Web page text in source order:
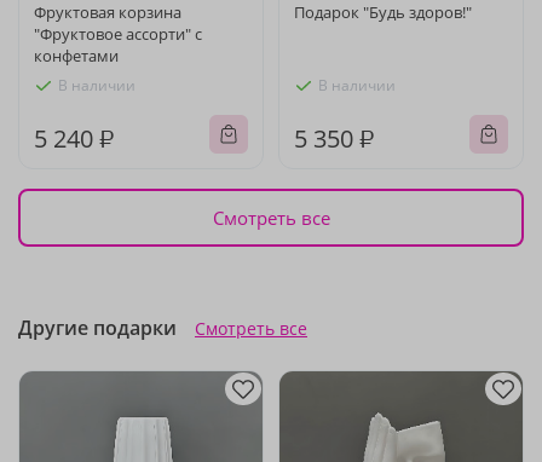
Фруктовая корзина
"Фруктовое ассорти" с
конфетами
В наличии
5 240 ₽
Подарок "Будь здоров!"
В наличии
5 350 ₽
Смотреть все
Другие подарки Смотреть все